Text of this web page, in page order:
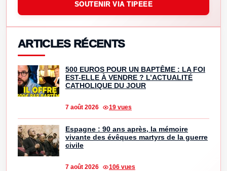
SOUTENIR VIA TIPEEE
ARTICLES RÉCENTS
500 EUROS POUR UN BAPTÊME : LA FOI
EST-ELLE À VENDRE ? L’ACTUALITÉ
CATHOLIQUE DU JOUR
7 août 2026 19 vues
Espagne : 90 ans après, la mémoire
vivante des évêques martyrs de la guerre
civile
7 août 2026 106 vues